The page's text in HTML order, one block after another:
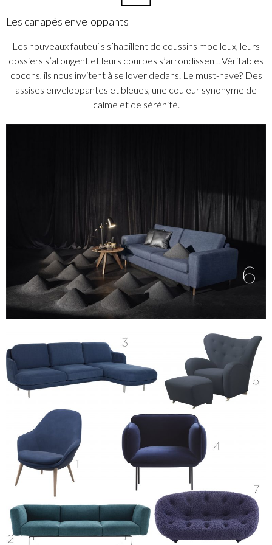
Les canapés enveloppants
Les nouveaux fauteuils s’habillent de coussins moelleux, leurs
dossiers s’allongent et leurs courbes s’arrondissent. Véritables
cocons, ils nous invitent à se lover dedans. Le must-have? Des
assises enveloppantes et bleues, une couleur synonyme de
calme et de sérénité.